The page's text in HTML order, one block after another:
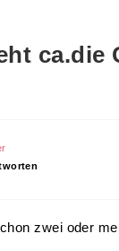
ca.die
zwei oder